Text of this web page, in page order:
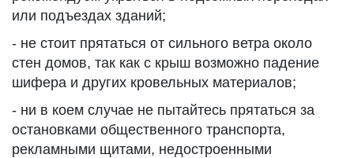
или подъездах зданий;
- не стоит прятаться от сильного ветра около
стен домов, так как с крыш возможно падение
шифера и других кровельных материалов;
- ни в коем случае не пытайтесь прятаться за
остановками общественного транспорта,
рекламными щитами, недостроенными